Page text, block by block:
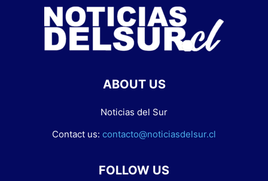
ABOUT US
Noticias del Sur
Contact us: contacto@noticiasdelsur.cl
FOLLOW US